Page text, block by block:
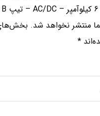
منتشر نخواهد شد. بخش‌های
*